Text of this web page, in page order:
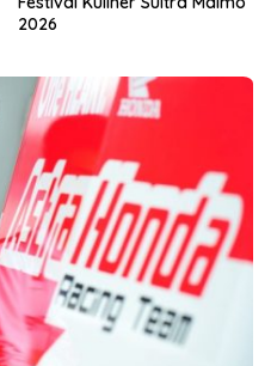
Terintegrasi